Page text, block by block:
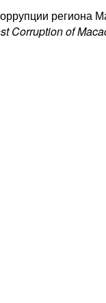
региона
Corruption of